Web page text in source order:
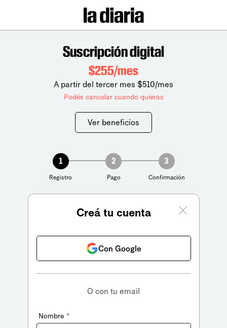
Suscripción digital
$255/mes
A partir del tercer mes $510/mes
Podés cancelar cuando quieras
Ver beneficios
1
Registro
2
Pago
3
Confirmación
Creá tu cuenta
Con Google
O con tu email
Nombre *